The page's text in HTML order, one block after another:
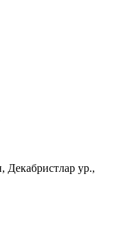
Декабристлар ур.,